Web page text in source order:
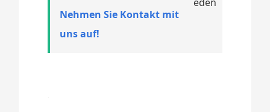
Nehmen Sie Kontakt mit
uns auf!